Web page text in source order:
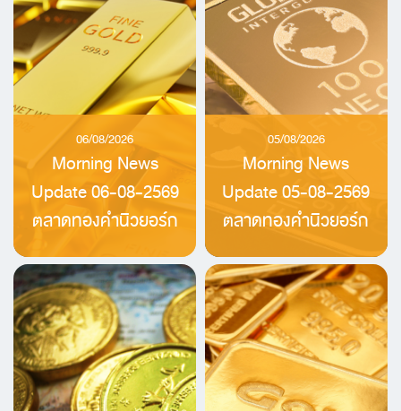
06/08/2026
Morning News
Update 06-08-2569
ตลาดทองคำนิวยอร์ก
05/08/2026
Morning News
Update 05-08-2569
ตลาดทองคำนิวยอร์ก